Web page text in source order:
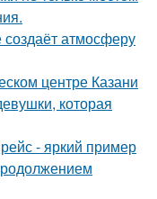
атмосферу
центре Казани
которая
- яркий пример